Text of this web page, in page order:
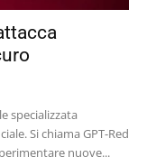
specializzata
Si chiama GPT-Red
nuove...